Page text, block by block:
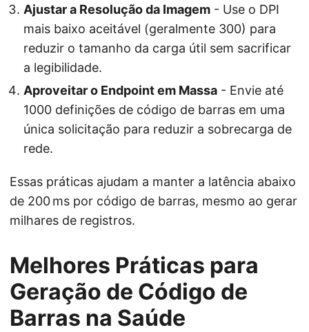
Ajustar a Resolução da Imagem - Use o DPI
mais baixo aceitável (geralmente 300) para
reduzir o tamanho da carga útil sem sacrificar
a legibilidade.
Aproveitar o Endpoint em Massa - Envie até
1000 definições de código de barras em uma
única solicitação para reduzir a sobrecarga de
rede.
Essas práticas ajudam a manter a latência abaixo
de 200 ms por código de barras, mesmo ao gerar
milhares de registros.
Melhores Práticas para
Geração de Código de
Barras na Saúde